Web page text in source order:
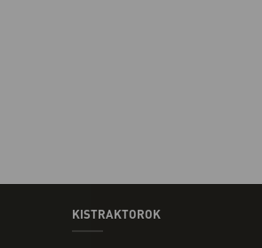
KISTRAKTOROK